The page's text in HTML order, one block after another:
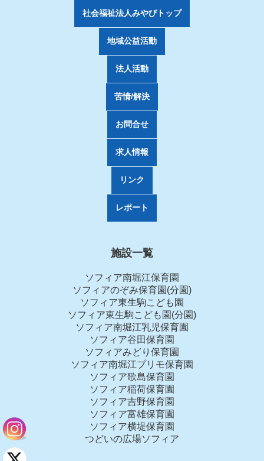
社会福祉法人みやびトップ
地域公益活動
法人活動
苦情/解決
お問合せ
求人情報
リンク
レポート
施設一覧
ソフィア南堀江保育園
ソフィアのぞみ保育園(分園)
ソフィア東生駒こども園
ソフィア東生駒こども園(分園)
ソフィア南堀江乳児保育園
ソフィア谷田保育園
ソフィアみどり保育園
ソフィア南堀江プリモ保育園
ソフィア歌島保育園
ソフィア稲荷保育園
ソフィア吉野保育園
ソフィア富雄保育園
ソフィア横堤保育園
つどいの広場ソフィア